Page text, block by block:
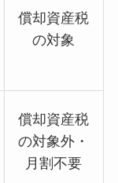
償却資産税
の対象
償却資産税
の対象外・
月割不要